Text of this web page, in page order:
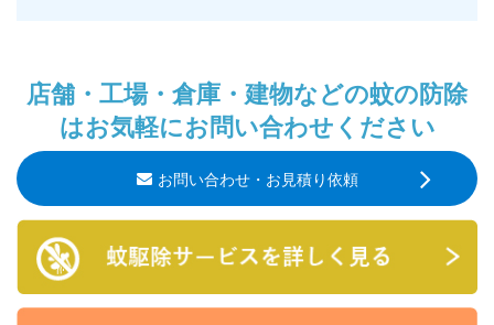
店舗・工場・倉庫・建物などの蚊の防除
はお気軽にお問い合わせください
お問い合わせ・お見積り依頼